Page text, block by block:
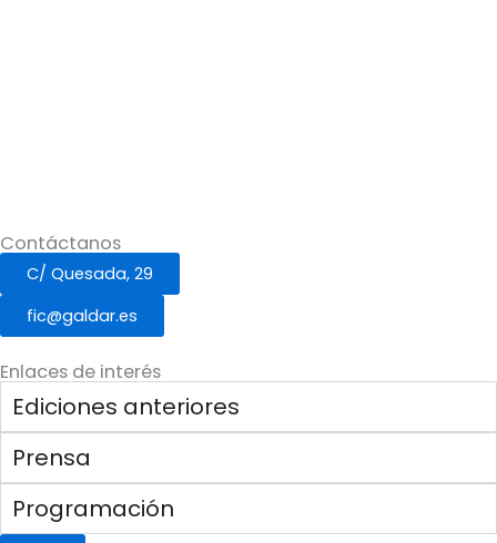
Contáctanos
C/ Quesada, 29
fic@galdar.es
Enlaces de interés
Ediciones anteriores
Prensa
Programación